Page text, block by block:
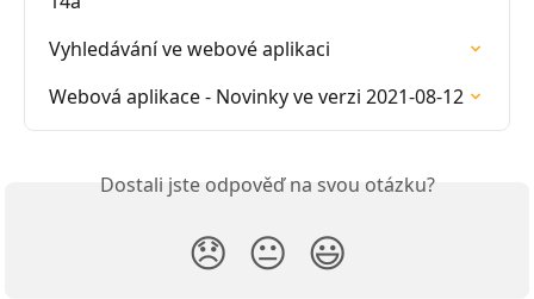
Vyhledávání ve webové aplikaci
Webová aplikace - Novinky ve verzi 2021-08-12
Dostali jste odpověď na svou otázku?
😞 😐 😃